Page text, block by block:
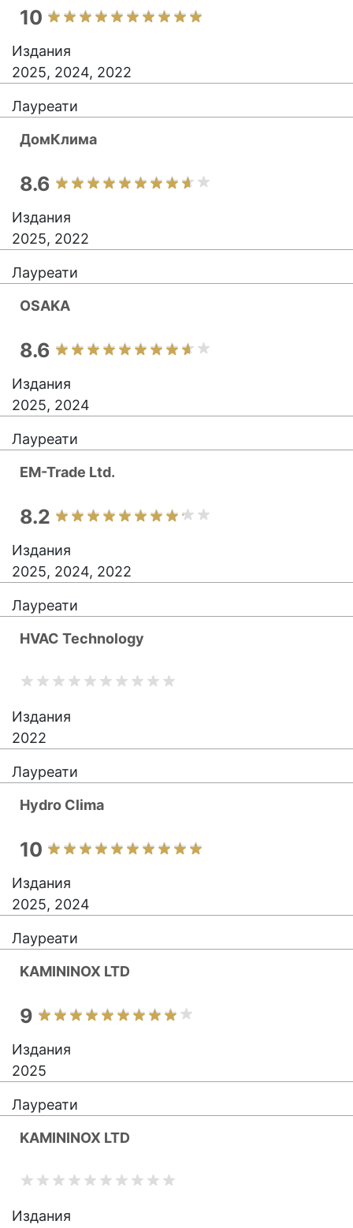
10
Издания
2025, 2024, 2022
Лауреати
ДомКлима
8.6
Издания
2025, 2022
Лауреати
OSAKA
8.6
Издания
2025, 2024
Лауреати
EM-Trade Ltd.
8.2
Издания
2025, 2024, 2022
Лауреати
HVAC Technology
Издания
2022
Лауреати
Hydro Clima
10
Издания
2025, 2024
Лауреати
KAMININOX LTD
9
Издания
2025
Лауреати
KAMININOX LTD
Издания